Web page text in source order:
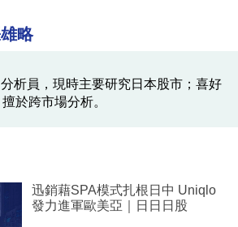
略
析員，現時主要研究日本股市；喜好
於跨市場分析。
迅銷藉SPA模式扎根日中 Uniqlo
發力進軍歐美亞｜日日日股